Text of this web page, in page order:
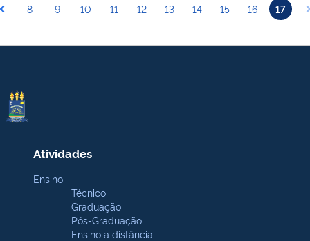
8 9 10 11 12 13 14 15 16 17
Atividades
Ensino
Técnico
Graduação
Pós-Graduação
Ensino a distância